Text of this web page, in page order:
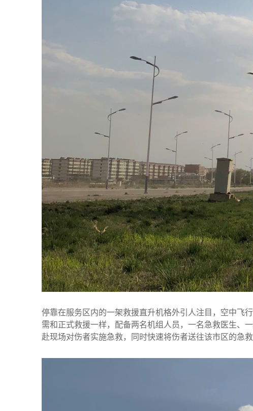
停靠在服务区内的一架救援直升机格外引人注目，空中飞
需和正式救援一样，配备两名机组人员，一名急救医生、
赴现场对伤者实施急救，同时快速将伤者送往该市区的急救